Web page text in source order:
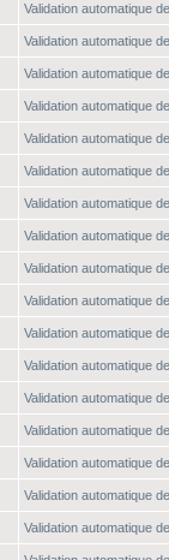
Validation automatique
Validation automatique
Validation automatique
Validation automatique
Validation automatique
Validation automatique
Validation automatique
Validation automatique
Validation automatique
Validation automatique
Validation automatique
Validation automatique
Validation automatique
Validation automatique
Validation automatique
Validation automatique
Validation automatique